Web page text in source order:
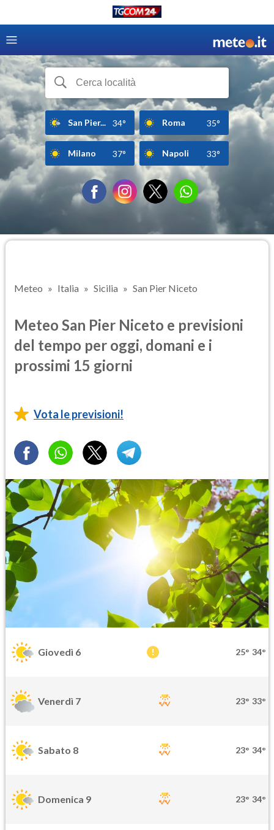
San Pier... 34° Roma 35°
Milano 37° Napoli 33°
Meteo Italia Sicilia San Pier Niceto
Meteo San Pier Niceto e previsioni
del tempo per oggi, domani e i
prossimi 15 giorni
Vota le previsioni!
Giovedì 6 25° 34°
Venerdì 7 23° 33°
Sabato 8 23° 34°
Domenica 9 23° 34°